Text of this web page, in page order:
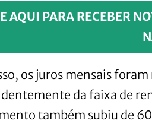
AQUI PARA RECEBER
os juros mensais
da faixa de
também subiu de